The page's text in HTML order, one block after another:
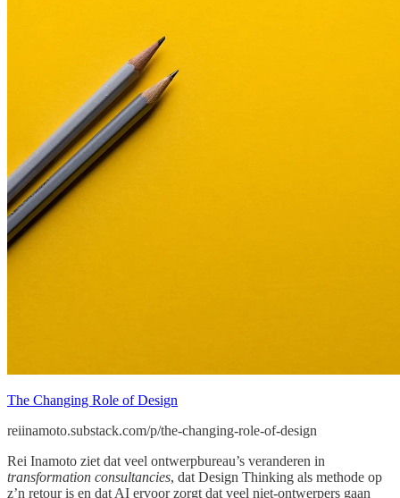
The Changing Role of Design
reiinamoto.substack.com/p/the-changing-role-of-design
Rei Inamoto ziet dat veel ontwerpbureau’s veranderen in
transformation consultancies, dat Design Thinking als methode op
z’n retour is en dat AI ervoor zorgt dat veel niet-ontwerpers gaan